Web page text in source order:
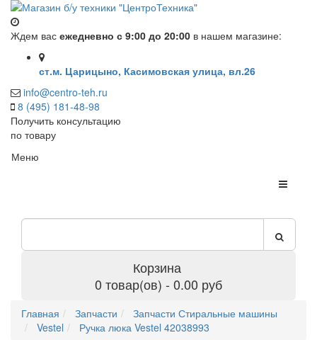
Ждем вас ежедневно с 9:00 до 20:00 в нашем магазине:
ст.м. Царицыно, Касимовская улица, вл.26
info@centro-teh.ru
8 (495) 181-48-98
Получить консультацию
по товару
Меню
Корзина
0 товар(ов) - 0.00 руб
Главная Запчасти
Запчасти Стиральные машины
Vestel
Ручка люка Vestel 42038993